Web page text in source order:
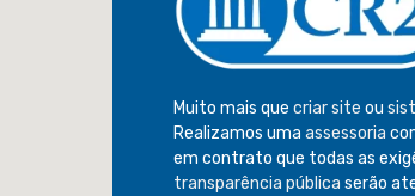
Muito mais que criar site ou
Realizamos uma assessoria
em contrato que todas as
transparência pública serão